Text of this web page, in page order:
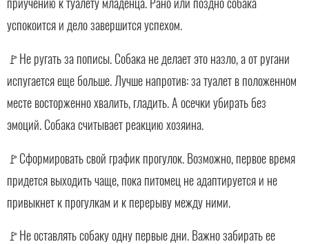
успокоится и дело завершится успехом.
🚩Не ругать за пописы. Собака не делает это назло, а от ругани
испугается еще больше. Лучше напротив: за туалет в положенном
месте восторженно хвалить, гладить. А осечки убирать без
эмоций. Собака считывает реакцию хозяина.
🚩Сформировать свой график прогулок. Возможно, первое время
придется выходить чаще, пока питомец не адаптируется и не
привыкнет к прогулкам и к перерыву между ними.
🚩Не оставлять собаку одну первые дни. Важно забирать ее